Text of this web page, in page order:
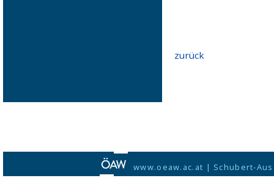
zurück
www.oeaw.ac.at | Schubert-